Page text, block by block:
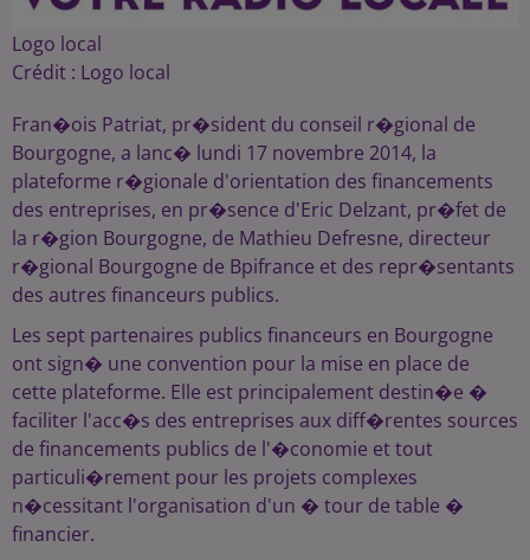
Logo local
Crédit : Logo local
Fran�ois Patriat, pr�sident du conseil r�gional de
Bourgogne, a lanc� lundi 17 novembre 2014, la
plateforme r�gionale d'orientation des financements
des entreprises, en pr�sence d'Eric Delzant, pr�fet de
la r�gion Bourgogne, de Mathieu Defresne, directeur
r�gional Bourgogne de Bpifrance et des repr�sentants
des autres financeurs publics.
Les sept partenaires publics financeurs en Bourgogne
ont sign� une convention pour la mise en place de
cette plateforme. Elle est principalement destin�e �
faciliter l'acc�s des entreprises aux diff�rentes sources
de financements publics de l'�conomie et tout
particuli�rement pour les projets complexes
n�cessitant l'organisation d'un � tour de table �
financier.